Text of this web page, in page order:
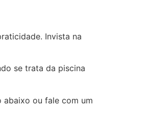
Invista na
se trata da piscina
abaixo ou fale com um